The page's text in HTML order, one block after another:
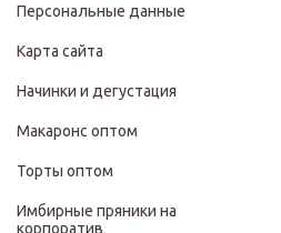
Персональные данные
Карта сайта
Начинки и дегустация
Макаронс оптом
Торты оптом
Имбирные пряники на
корпоратив